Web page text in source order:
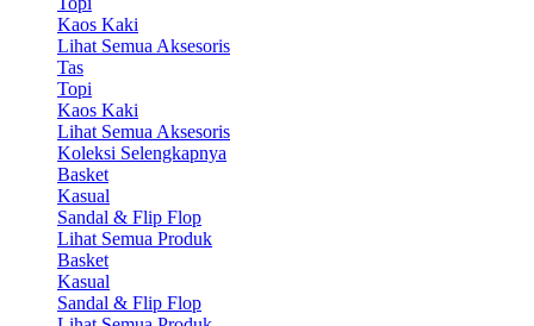
Kaos Kaki
Lihat Semua Aksesoris
Tas
Topi
Kaos Kaki
Lihat Semua Aksesoris
Koleksi Selengkapnya
Basket
Kasual
Sandal & Flip Flop
Lihat Semua Produk
Basket
Kasual
Sandal & Flip Flop